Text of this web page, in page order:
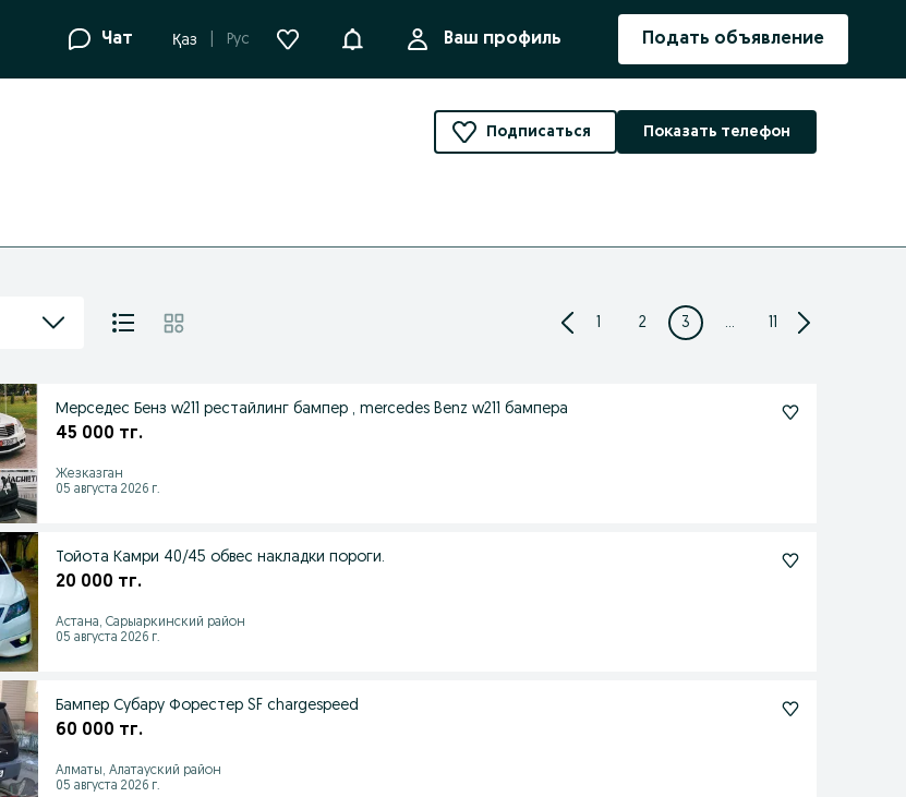
Чат Қаз Рус УведомленияВаш профиль Подать объявление
Подписаться Показать телефон
1 2 3 ... 11
Мерседес Бенз w211 рестайлинг бампер , mercedes Benz w211 бампера
45 000 тг.
Жезказган
05 августа 2026 г.
Тойота Камри 40/45 обвес накладки пороги.
20 000 тг.
Астана, Сарыаркинский район
05 августа 2026 г.
Бампер Субару Форестер SF chargespeed
60 000 тг.
Алматы, Алатауский район
05 августа 2026 г.